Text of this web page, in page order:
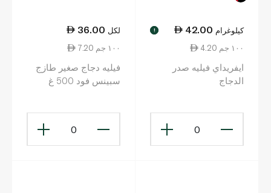
42.00 كيلوغرام !
4.20 ١٠٠ جم
ايفريداي فيليه صدر
الدجاج
0
36.00 لكل
7.20 ١٠٠ جم
فيليه دجاج صغير طازج
سبينس فود 500 غ
0